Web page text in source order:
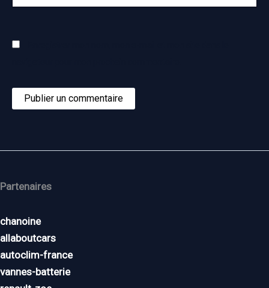
Partenaires
chanoine
allaboutcars
autoclim-france
vannes-batterie